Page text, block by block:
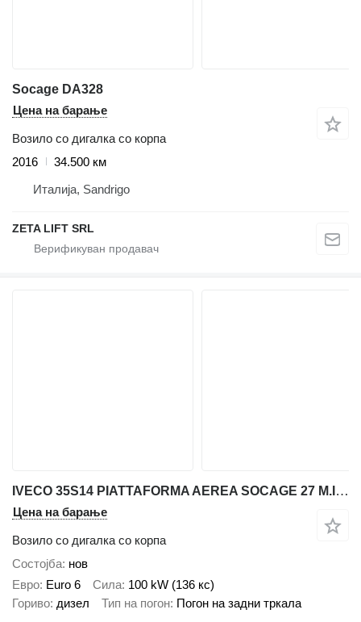
Socage DA328
Цена на барање
Возило со дигалка со корпа
2016
34.500 км
Италија, Sandrigo
ZETA LIFT SRL
IVECO 35S14 PIATTAFORMA AEREA SOCAGE 27 M.INDUSTRIA 4.0
Цена на барање
Возило со дигалка со корпа
Состојба нов
Евро Euro 6 Сила 100 kW (136 кс)
Гориво дизел Тип на погон Погон на задни тркала